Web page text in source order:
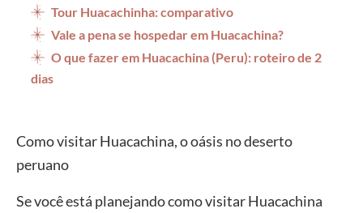
Tour Huacachinha: comparativo
Vale a pena se hospedar em Huacachina?
O que fazer em Huacachina (Peru): roteiro de 2
dias
Como visitar Huacachina, o oásis no deserto
peruano
Se você está planejando como visitar Huacachina